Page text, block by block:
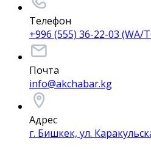
Телефон
+996 (555) 36-22-03 (WA/
Почта
info@akchabar.kg
Адрес
г. Бишкек, ул.